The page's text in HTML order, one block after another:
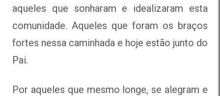
aqueles que sonharam e idealizaram esta
comunidade. Aqueles que foram os braços
fortes nessa caminhada e hoje estão junto do
Pai.
Por aqueles que mesmo longe, se alegram e